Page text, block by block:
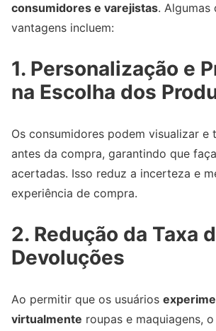
consumidores e varejistas. Algumas
vantagens incluem:
1. Personalização e
na Escolha dos
Os consumidores podem visualizar e
antes da compra, garantindo que
acertadas. Isso reduz a incerteza e
experiência de compra.
2. Redução da Taxa
Devoluções
Ao permitir que os usuários
virtualmente roupas e maquiagens,